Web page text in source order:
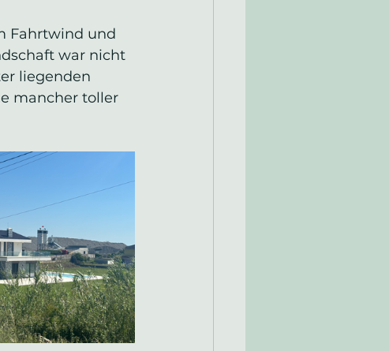
Fahrtwind und
war nicht
liegenden
mancher toller